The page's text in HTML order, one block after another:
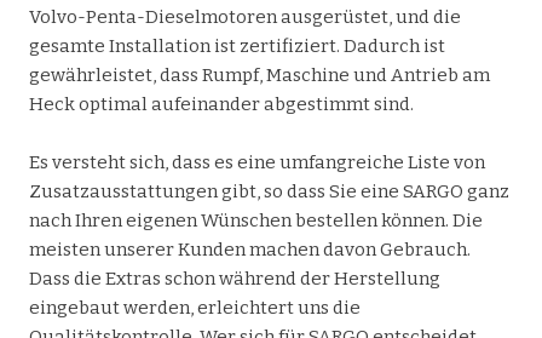
Volvo-Penta-Dieselmotoren ausgerüstet, und die
gesamte Installation ist zertifiziert. Dadurch ist
gewährleistet, dass Rumpf, Maschine und Antrieb am
Heck optimal aufeinander abgestimmt sind.
Es versteht sich, dass es eine umfangreiche Liste von
Zusatzausstattungen gibt, so dass Sie eine SARGO ganz
nach Ihren eigenen Wünschen bestellen können. Die
meisten unserer Kunden machen davon Gebrauch.
Dass die Extras schon während der Herstellung
eingebaut werden, erleichtert uns die